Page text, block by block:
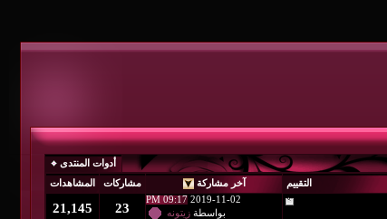
أدوات المنتدى
التقييم
آخر مشاركة مشاركات المشاهدات
2019-11-02
09:17 PM
بواسطة زيتونه 23
21,145